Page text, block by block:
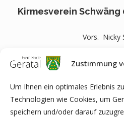
Zustimmung
Um Ihnen ein optimales Erlebnis
Technologien wie Cookies, um
speichern und/oder darauf
Kirmesverein Schwäng
Vors. Nicky
99331 Geratal
0175 241
E-Mail: